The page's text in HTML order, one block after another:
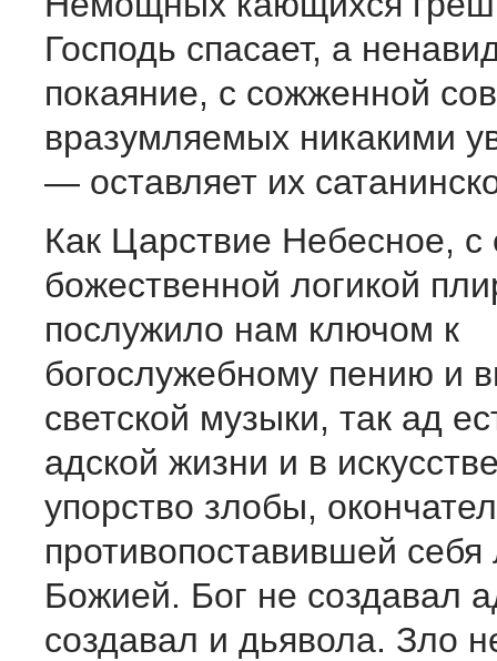
Господь спасает, а
покаяние, с сожженной
вразумляемых никакими
— оставляет их
Как Царствие Небесное, с
божественной логикой
послужило нам ключом к
богослужебному пению и
светской музыки, так ад
адской жизни и в
упорство злобы,
противопоставившей
Божией. Бог не создавал
создавал и дьявола. Зло